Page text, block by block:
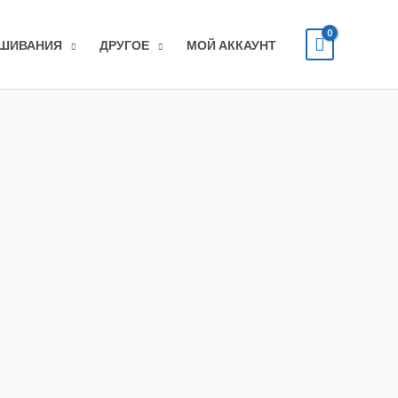
ДРУГОЕ МОЙ АККАУНТ